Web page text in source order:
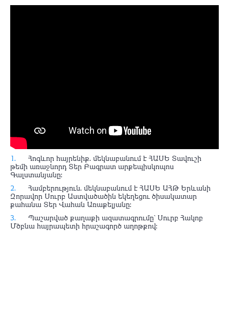
Հոգևոր հայրենիք. մեկնաբանում է ՀԱՍԵ Տավուշի
թեմի առաջնորդ Տեր Բագրատ արքեպիսկոպոս
Գալստանյանը։
Համբերություն. մեկնաբանում է ՀԱՍԵ ԱՀԹ Երևանի
Զորավոր Սուրբ Աստվածածին եկեղեցու ծիսակատար
քահանա Տեր Վահան Առաքելյանը։
Պաշարված քաղաքի ազատագրումը` Սուրբ Հակոբ
Մծբնա հայրապետի հրաշագործ աղոթքով։